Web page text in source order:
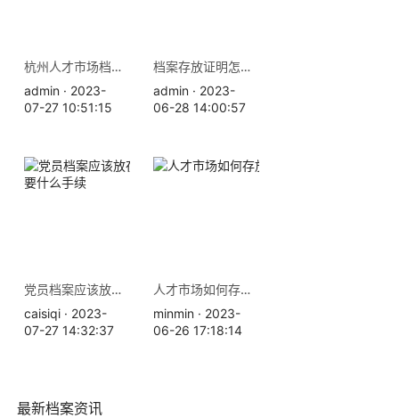
杭州人才市场档案存放地址 档案托管查询
admin · 2023-
07-27 10:51:15
档案存放证明怎么开，材料及办理流程
admin · 2023-
06-28 14:00:57
党员档案应该放在哪里，需要什么手续
caisiqi · 2023-
07-27 14:32:37
人才市场如何存放档案？
minmin · 2023-
06-26 17:18:14
最新档案资讯